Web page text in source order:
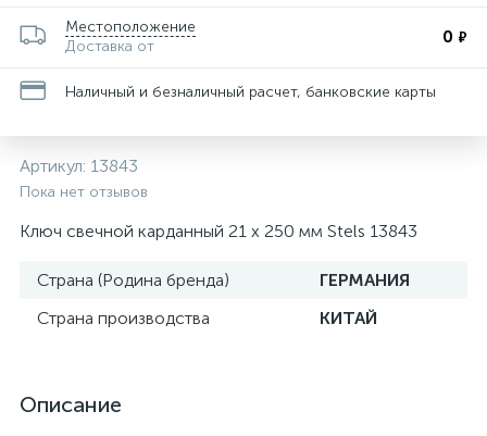
Местоположение
Доставка от
0 ₽
Наличный и безналичный расчет, банковские карты
Артикул: 13843
Пока нет отзывов
Ключ свечной карданный 21 х 250 мм Stels 13843
Страна (Родина бренда)
ГЕРМАНИЯ
Страна производства
КИТАЙ
Описание